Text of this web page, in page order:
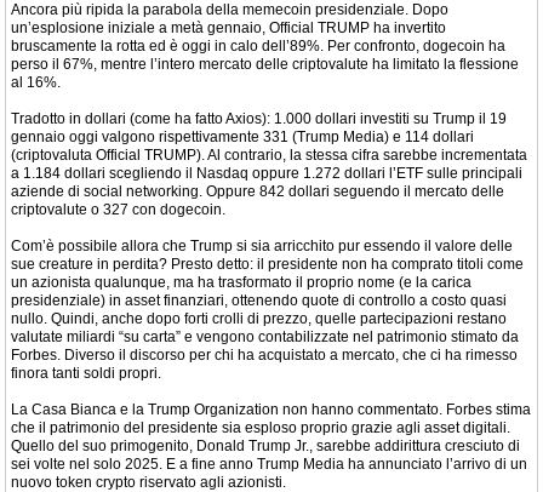
Ancora più ripida la parabola della memecoin presidenziale. Dopo
un’esplosione iniziale a metà gennaio, Official TRUMP ha invertito
bruscamente la rotta ed è oggi in calo dell’89%. Per confronto, dogecoin ha
perso il 67%, mentre l’intero mercato delle criptovalute ha limitato la flessione
al 16%.
Tradotto in dollari (come ha fatto Axios): 1.000 dollari investiti su Trump il 19
gennaio oggi valgono rispettivamente 331 (Trump Media) e 114 dollari
(criptovaluta Official TRUMP). Al contrario, la stessa cifra sarebbe incrementata
a 1.184 dollari scegliendo il Nasdaq oppure 1.272 dollari l’ETF sulle principali
aziende di social networking. Oppure 842 dollari seguendo il mercato delle
criptovalute o 327 con dogecoin.
Com’è possibile allora che Trump si sia arricchito pur essendo il valore delle
sue creature in perdita? Presto detto: il presidente non ha comprato titoli come
un azionista qualunque, ma ha trasformato il proprio nome (e la carica
presidenziale) in asset finanziari, ottenendo quote di controllo a costo quasi
nullo. Quindi, anche dopo forti crolli di prezzo, quelle partecipazioni restano
valutate miliardi “su carta” e vengono contabilizzate nel patrimonio stimato da
Forbes. Diverso il discorso per chi ha acquistato a mercato, che ci ha rimesso
finora tanti soldi propri.
La Casa Bianca e la Trump Organization non hanno commentato. Forbes stima
che il patrimonio del presidente sia esploso proprio grazie agli asset digitali.
Quello del suo primogenito, Donald Trump Jr., sarebbe addirittura cresciuto di
sei volte nel solo 2025. E a fine anno Trump Media ha annunciato l’arrivo di un
nuovo token crypto riservato agli azionisti.